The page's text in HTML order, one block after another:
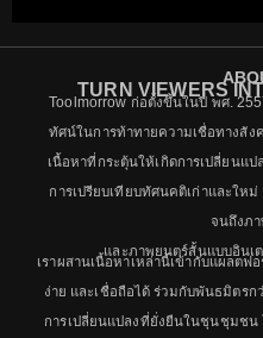
TURN VIEWERS
Toolmorrow ก่อตั้งขึ้นในปี พศ.
ทัศน์ในการท้าทายความเชื่อทางสังค
เนื้อหาที่กระตุ้นให้เกิดการเปลี่ยนแ
การเปรียบเทียบทัศนคติเก่าและให
จนถึงภ
และภาพยนตร์สั้นแบบอิน
เราผสานเนื้อหาเหล่านี้เข้ากับแผลต
ง่าย และเชื่อถือได้ ร่วมกับพันธมิตรก
การเปลี่ยนแปลงที่ยั่งยืนในชุนชุมชน